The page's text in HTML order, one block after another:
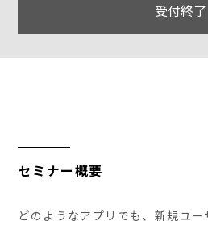
受付終了
セミナー概要
どのようなアプリでも、新規ユ